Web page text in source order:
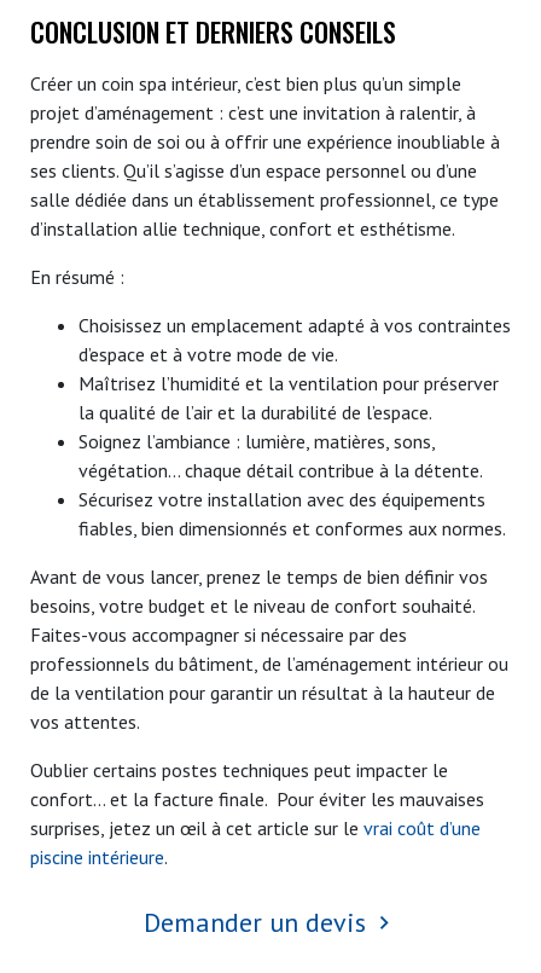
CONCLUSION ET DERNIERS CONSEILS
Créer un coin spa intérieur, c’est bien plus qu’un simple
projet d’aménagement : c’est une invitation à ralentir, à
prendre soin de soi ou à offrir une expérience inoubliable à
ses clients. Qu’il s’agisse d’un espace personnel ou d’une
salle dédiée dans un établissement professionnel, ce type
d’installation allie technique, confort et esthétisme.
En résumé :
Choisissez un emplacement adapté à vos contraintes
d’espace et à votre mode de vie.
Maîtrisez l’humidité et la ventilation pour préserver
la qualité de l’air et la durabilité de l’espace.
Soignez l’ambiance : lumière, matières, sons,
végétation… chaque détail contribue à la détente.
Sécurisez votre installation avec des équipements
fiables, bien dimensionnés et conformes aux normes.
Avant de vous lancer, prenez le temps de bien définir vos
besoins, votre budget et le niveau de confort souhaité.
Faites-vous accompagner si nécessaire par des
professionnels du bâtiment, de l’aménagement intérieur ou
de la ventilation pour garantir un résultat à la hauteur de
vos attentes.
Oublier certains postes techniques peut impacter le
confort… et la facture finale. Pour éviter les mauvaises
surprises, jetez un œil à cet article sur le vrai coût d’une
piscine intérieure.
Demander un devis